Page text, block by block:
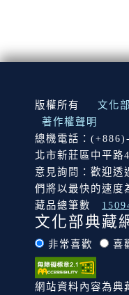
:::
版權所有 文化部
著作權聲明
總機電話：
北市新莊區中平路
意見詢問：歡迎透
們將以最快的速度
藏品總筆數
文化部典藏
非常喜歡 喜
網站資料內容為典